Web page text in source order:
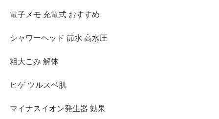
電子メモ 充電式 おすすめ
シャワーヘッド 節水 高水圧
粗大ごみ 解体
ヒゲ ツルスベ肌
マイナスイオン発生器 効果